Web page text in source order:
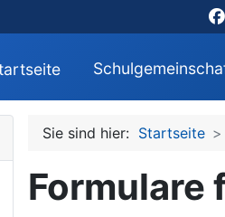
Sie sind hier: Startseite
Formulare